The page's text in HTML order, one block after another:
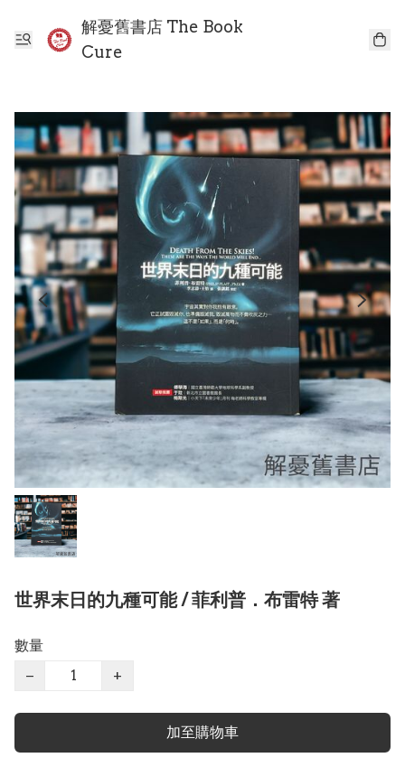
解憂舊書店 The Book
Cure
世界末日的九種可能 / 菲利普．布雷特 著
數量
−
+
加至購物車